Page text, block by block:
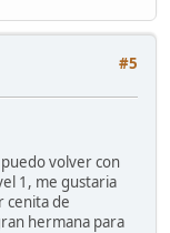
#5
volver con
1, me gustaria
cenita de
hermana para